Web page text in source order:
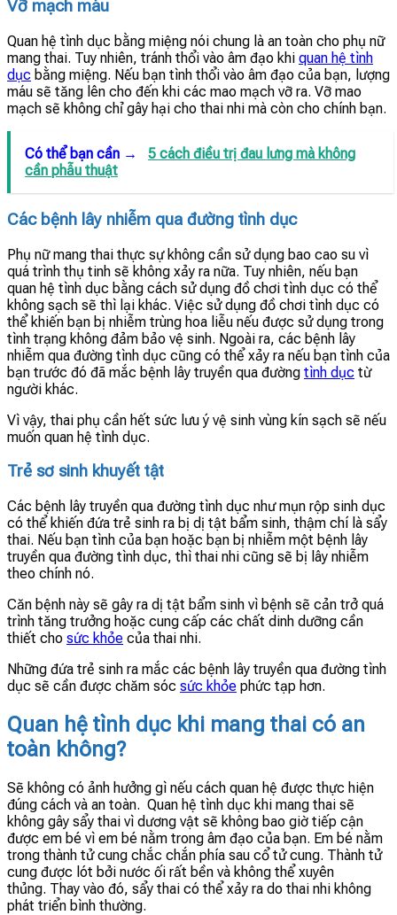
Vỡ mạch máu
Quan hệ tình dục bằng miệng nói chung là an toàn cho phụ nữ
mang thai. Tuy nhiên, tránh thổi vào âm đạo khi quan hệ tình
dục bằng miệng. Nếu bạn tình thổi vào âm đạo của bạn, lượng
máu sẽ tăng lên cho đến khi các mao mạch vỡ ra. Vỡ mao
mạch sẽ không chỉ gây hại cho thai nhi mà còn cho chính bạn.
Có thể bạn cần →
5 cách điều trị đau lưng mà không
cần phẫu thuật
Các bệnh lây nhiễm qua đường tình dục
Phụ nữ mang thai thực sự không cần sử dụng bao cao su vì
quá trình thụ tinh sẽ không xảy ra nữa. Tuy nhiên, nếu bạn
quan hệ tình dục bằng cách sử dụng đồ chơi tình dục có thể
không sạch sẽ thì lại khác. Việc sử dụng đồ chơi tình dục có
thể khiến bạn bị nhiễm trùng hoa liễu nếu được sử dụng trong
tình trạng không đảm bảo vệ sinh. Ngoài ra, các bệnh lây
nhiễm qua đường tình dục cũng có thể xảy ra nếu bạn tình của
bạn trước đó đã mắc bệnh lây truyền qua đường tình dục từ
người khác.
Vì vậy, thai phụ cần hết sức lưu ý vệ sinh vùng kín sạch sẽ nếu
muốn quan hệ tình dục.
Trẻ sơ sinh khuyết tật
Các bệnh lây truyền qua đường tình dục như mụn rộp sinh dục
có thể khiến đứa trẻ sinh ra bị dị tật bẩm sinh, thậm chí là sẩy
thai. Nếu bạn tình của bạn hoặc bạn bị nhiễm một bệnh lây
truyền qua đường tình dục, thì thai nhi cũng sẽ bị lây nhiễm
theo chính nó.
Căn bệnh này sẽ gây ra dị tật bẩm sinh vì bệnh sẽ cản trở quá
trình tăng trưởng hoặc cung cấp các chất dinh dưỡng cần
thiết cho sức khỏe của thai nhi.
Những đứa trẻ sinh ra mắc các bệnh lây truyền qua đường tình
dục sẽ cần được chăm sóc sức khỏe phức tạp hơn.
Quan hệ tình dục khi mang thai có an
toàn không?
Sẽ không có ảnh hưởng gì nếu cách quan hệ được thực hiện
đúng cách và an toàn. Quan hệ tình dục khi mang thai sẽ
không gây sẩy thai vì dương vật sẽ không bao giờ tiếp cận
được em bé vì em bé nằm trong âm đạo của bạn. Em bé nằm
trong thành tử cung chắc chắn phía sau cổ tử cung. Thành tử
cung được lót bởi nước ối rất bền và không thể xuyên
thủng. Thay vào đó, sẩy thai có thể xảy ra do thai nhi không
phát triển bình thường.